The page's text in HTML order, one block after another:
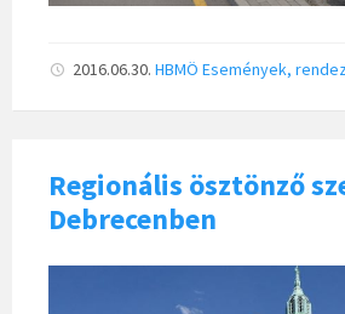
2016.06.30. HBMÖ Események,
Regionális ösztönző
Debrecenben